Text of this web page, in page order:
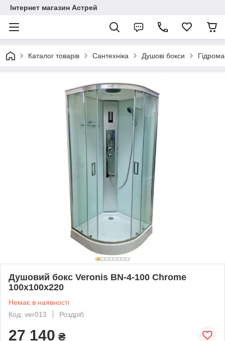
Інтернет магазин Астрей
Каталог товарів Сантехніка Душові бокси
Душовий бокс Veronis BN-4-100 Chrome
100x100x220
Немає в наявності
Код: ver013
Роздріб
27 140 ₴